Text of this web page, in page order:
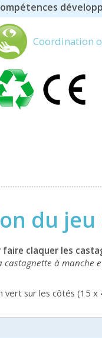
Coordination
du
faire claquer les
castagnette à
vert sur les côtés (15 x